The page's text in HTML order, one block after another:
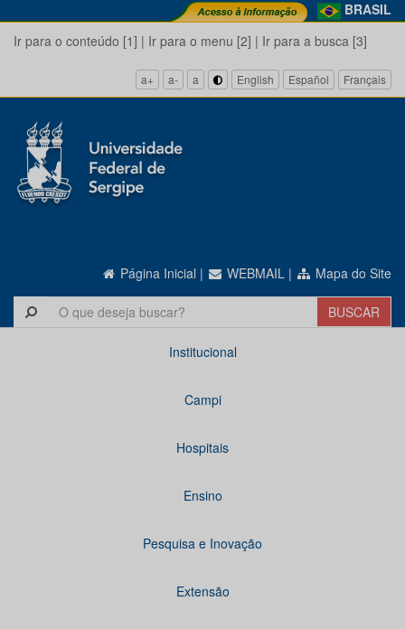
BRASIL
Ir para o conteúdo [1] | Ir para o menu [2] | Ir para a busca [3]
a+ a- a English Español Français
Página Inicial | WEBMAIL | Mapa do Site
Institucional
Campi
Hospitais
Ensino
Pesquisa e Inovação
Extensão